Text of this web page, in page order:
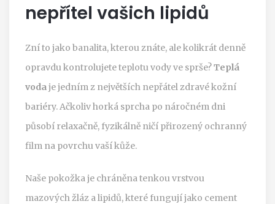
nepřítel vašich lipidů
Zní to jako banalita, kterou znáte, ale kolikrát denně
opravdu kontrolujete teplotu vody ve sprše?Teplá
vodaje jedním z největších nepřátel zdravékožní
bariéry. Ačkoliv horká sprcha po náročném dni
působí relaxačně, fyzikálně ničí přirozený ochranný
film na povrchu vaší kůže.
Naše pokožka je chráněna tenkou vrstvou
mazových žláz a lipidů, které fungují jako cement